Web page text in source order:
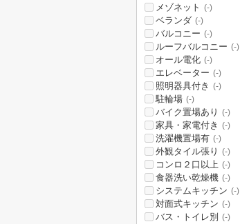
メゾネット (-)
ベランダ (-)
バルコニー (-)
ルーフバルコニー (-)
オール電化 (-)
エレベーター (-)
照明器具付き (-)
駐輪場 (-)
バイク置場あり (-)
家具・家電付き (-)
洗濯機置場有 (-)
外観タイル張り (-)
コンロ２口以上 (-)
食器洗い乾燥機 (-)
システムキッチン (-)
対面式キッチン (-)
バス・トイレ別 (-)